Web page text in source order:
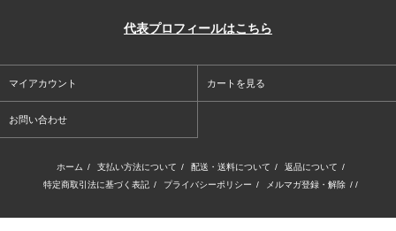
代表プロフィールはこちら
マイアカウント カートを見る
お問い合わせ
ホーム / 支払い方法について / 配送・送料について / 返品について /
特定商取引法に基づく表記 / プライバシーポリシー / メルマガ登録・解除 / /